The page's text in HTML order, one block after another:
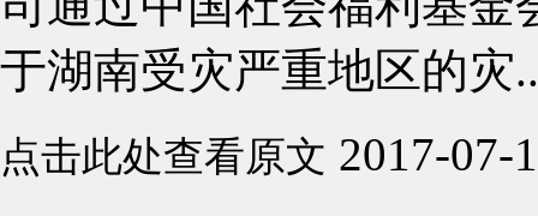
于湖南受灾严重地区的灾
点击此处查看原文 2017-07-